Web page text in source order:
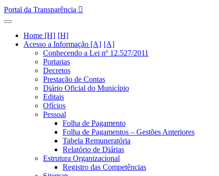
Portal da Transparência
Home [H]
Acesso a Informação [A]
Conhecendo a Lei nº 12.527/2011
Portarias
Decretos
Prestação de Contas
Diário Oficial do Município
Editais
Ofícios
Pessoal
Folha de Pagamento
Folha de Pagamentos – Gestões Anteriores
Tabela Remuneratória
Relatório de Diárias
Estrutura Organizacional
Registro das Competências